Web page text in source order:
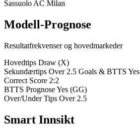
Sassuolo AC Milan
Modell-Prognose
Resultatfrekvenser og hovedmarkeder
Hovedtips Draw (X)
Sekundærtips Over 2.5 Goals & BTTS Yes
Correct Score 2:2
BTTS PrognoseYes (GG)
Over/Under Tips Over 2.5
Smart Innsikt